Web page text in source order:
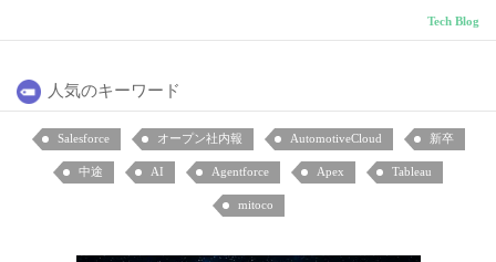
Tech Blog
人気のキーワード
Salesforce オープン社内報 AutomotiveCloud 新卒
中途 AI Agentforce Apex Tableau
mitoco